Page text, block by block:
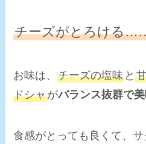
チーズがとろける
お味は、チーズの塩味 と
ドシャがバランス抜群で
食感がとっても良くて、